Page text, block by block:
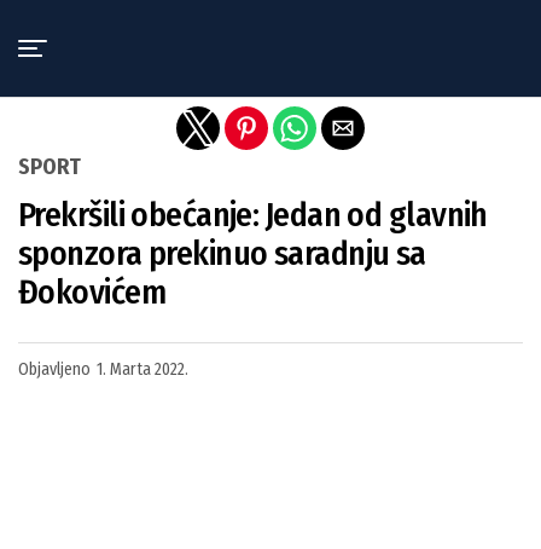
SPORT
Prekršili obećanje: Jedan od glavnih
sponzora prekinuo saradnju sa
Đokovićem
Objavljeno 1. Marta 2022.